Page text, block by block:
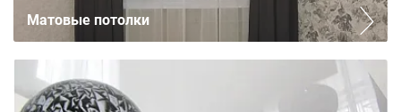
Матовые потолки